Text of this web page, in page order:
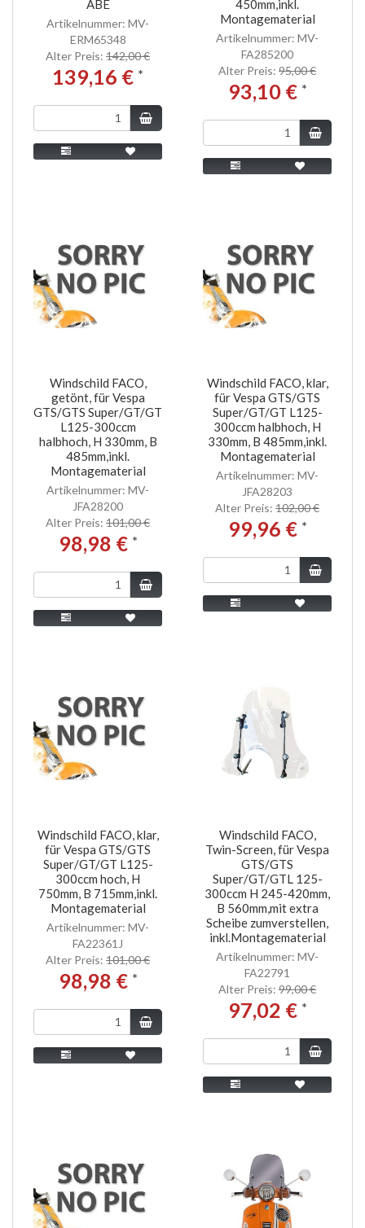
ABE
Artikelnummer: MV-
ERM65348
Alter Preis: 142,00 €
139,16 € *
450mm,inkl.
Montagematerial
Artikelnummer: MV-
FA285200
Alter Preis: 95,00 €
93,10 € *
Windschild FACO,
getönt, für Vespa
GTS/GTS Super/GT/GT
L125-300ccm
halbhoch, H 330mm, B
485mm,inkl.
Montagematerial
Artikelnummer: MV-
JFA28200
Alter Preis: 101,00 €
98,98 € *
Windschild FACO, klar,
für Vespa GTS/GTS
Super/GT/GT L125-
300ccm halbhoch, H
330mm, B 485mm,inkl.
Montagematerial
Artikelnummer: MV-
JFA28203
Alter Preis: 102,00 €
99,96 € *
Windschild FACO, klar,
für Vespa GTS/GTS
Super/GT/GT L125-
300ccm hoch, H
750mm, B 715mm,inkl.
Montagematerial
Artikelnummer: MV-
FA22361J
Alter Preis: 101,00 €
98,98 € *
Windschild FACO,
Twin-Screen, für Vespa
GTS/GTS
Super/GT/GTL 125-
300ccm H 245-420mm,
B 560mm,mit extra
Scheibe zumverstellen,
inkl.Montagematerial
Artikelnummer: MV-
FA22791
Alter Preis: 99,00 €
97,02 € *